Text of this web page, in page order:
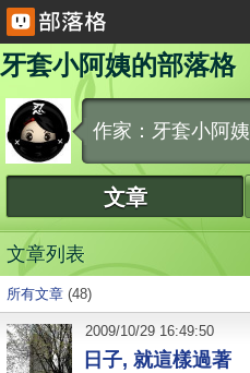
牙套小阿姨的部落格
作家：牙套小阿姨
文章
文章列表
所有文章 (48)
日子, 就這樣過著
2009/10/29 16:49:50